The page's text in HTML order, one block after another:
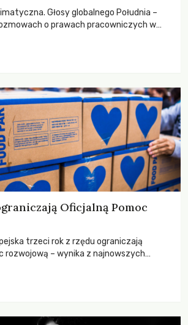
Głosy globalnego Południa –
o prawach pracowniczych w
Oficjalną Pomoc
trzeci rok z rzędu ograniczają
rozwojową – wynika z najnowszych
tąpnięcie ODA w historii. Jakie będą